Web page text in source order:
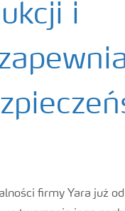
i
firmy Yara już